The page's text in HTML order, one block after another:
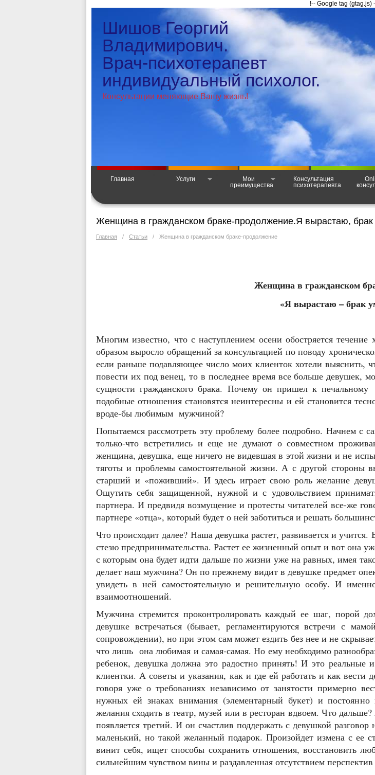
!-- Google tag (gtag.js)
Шишов Георгий
Владимирович.
Врач-психотерапевт
индивидуальный психолог.
Консультации меняющие Вашу жизнь!
Главная Услуги
Мои
преимущества
Консультация
психотерапевта
Женщина в гражданском браке-продолжение.Я вырастаю, брак
Главная / Статьи / Женщина в гражданском браке-продолжение
Женщина в гражданском
«Я вырастаю – брак
Многим известно, что с наступлением осени обостряется
образом выросло обращений за консультацией по поводу
если раньше подавляющее число моих клиенток хотели выяснить,
повести их под венец, то в последнее время все больше девушек,
сущности гражданского брака. Почему он пришел к
подобные отношения становятся неинтересны и ей становится
вроде-бы любимым мужчиной?
Попытаемся рассмотреть эту проблему более подробно. Начнем с
только-что встретились и еще не думают о совместном
женщина, девушка, еще ничего не видевшая в этой жизни и не
тяготы и проблемы самостоятельной жизни. А с другой стороны
старший и «поживший». И здесь играет свою роль желание
Ощутить себя защищенной, нужной и с удовольствием
партнера. И предвидя возмущение и протесты читателей все-же
партнере «отца», который будет о ней заботиться и решать
Что происходит далее? Наша девушка растет, развивается и
стезю предпринимательства. Растет ее жизненный опыт и вот она
с которым она будет идти дальше по жизни уже на равных, имея
делает наш мужчина? Он по прежнему видит в девушке предмет
увидеть в ней самостоятельную и решительную особу. И
взаимоотношений.
Мужчина стремится проконтролировать каждый ее шаг, порой
девушке встречаться (бывает, регламентируются встречи с
сопровождении), но при этом сам может ездить без нее и не
что лишь она любимая и самая-самая. Но ему необходимо
ребенок, девушка должна это радостно принять! И это
клиентки. А советы и указания, как и где ей работать и как
говоря уже о требованиях независимо от занятости примерно
нужных ей знаках внимания (элементарный букет) и
желания сходить в театр, музей или в ресторан вдвоем. Что
появляется третий. И он счастлив поддержать с девушкой
маленький, но такой желанный подарок. Произойдет измена с ее
винит себя, ищет способы сохранить отношения, восстановить
сильнейшим чувством вины и раздавленная отсутствием